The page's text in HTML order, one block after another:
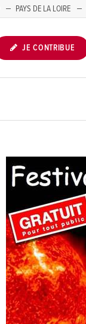
PAYS DE LA LOIRE
JE CONTRIBUE